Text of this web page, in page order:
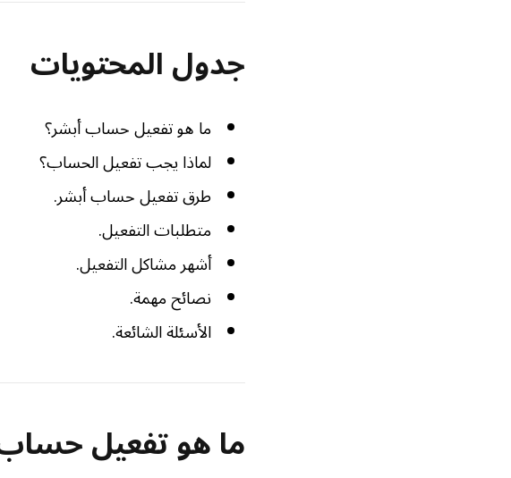
جدول المحتويات
ما هو تفعيل حساب أبشر؟
لماذا يجب تفعيل الحساب؟
طرق تفعيل حساب أبشر.
متطلبات التفعيل.
أشهر مشاكل التفعيل.
نصائح مهمة.
الأسئلة الشائعة.
ما هو تفعيل